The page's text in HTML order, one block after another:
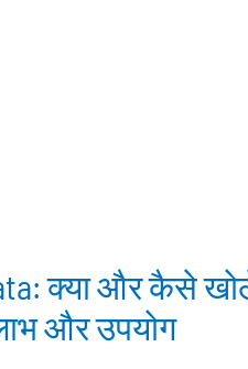
क्या और कैसे
और उपयोग